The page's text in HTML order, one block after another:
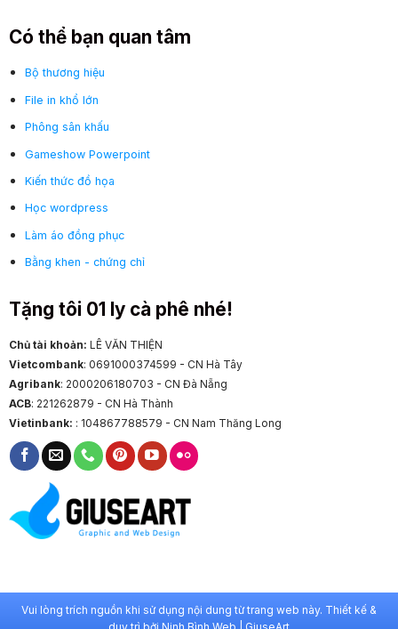
Có thể bạn quan tâm
Bộ thương hiệu
File in khổ lớn
Phông sân khấu
Gameshow Powerpoint
Kiến thức đồ họa
Học wordpress
Làm áo đồng phục
Bằng khen - chứng chỉ
Tặng tôi 01 ly cà phê nhé!
Chủ tài khoản: LÊ VĂN THIỆN
Vietcombank: 0691000374599 - CN Hà Tây
Agribank: 2000206180703 - CN Đà Nẵng
ACB: 221262879 - CN Hà Thành
Vietinbank: : 104867788579 - CN Nam Thăng Long
Vui lòng trích nguồn khi sử dụng nội dung từ trang web này. Thiết kế &